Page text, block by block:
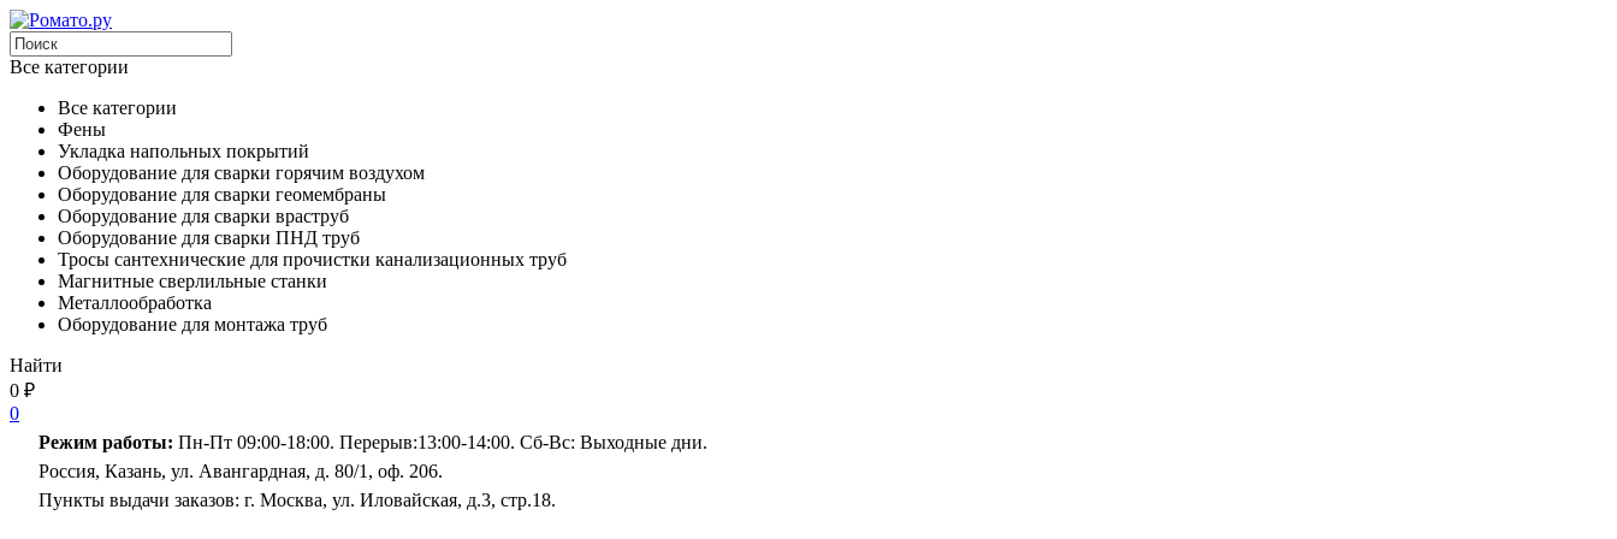
Все категории
Все категории
Фены
Укладка напольных покрытий
Оборудование для сварки горячим воздухом
Оборудование для сварки геомембраны
Оборудование для сварки враструб
Оборудование для сварки ПНД труб
Тросы сантехнические для прочистки канализационных труб
Магнитные сверлильные станки
Металлообработка
Оборудование для монтажа труб
Найти
0 ₽
0
Режим работы: Пн-Пт 09:00-18:00. Перерыв:13:00-14:00. Сб-Вс: Выходные дни.
Россия, Казань, ул. Авангардная, д. 80/1, оф. 206.
Пункты выдачи заказов: г. Москва, ул. Иловайская, д.3, стр.18.